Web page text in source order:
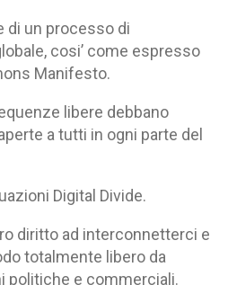
di un processo di
cosi’ come espresso
Manifesto.
libere debbano
a tutti in ogni parte del
Digital Divide.
diritto ad interconnetterci e
totalmente libero da
politiche e commerciali.